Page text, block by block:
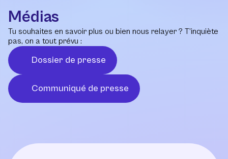
Médias
Tu souhaites en savoir plus ou bien nous relayer ? T’inquiète
pas, on a tout prévu :
Dossier de presse
Communiqué de presse